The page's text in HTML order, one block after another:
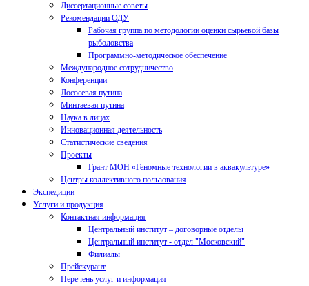
Диссертационные советы
Рекомендации ОДУ
Рабочая группа по методологии оценки сырьевой базы
рыболовства
Программно-методическое обеспечение
Международное сотрудничество
Конференции
Лососевая путина
Минтаевая путина
Наука в лицах
Инновационная деятельность
Статистические сведения
Проекты
Грант МОН «Геномные технологии в аквакультуре»
Центры коллективного пользования
Экспедиции
Услуги и продукция
Контактная информация
Центральный институт – договорные отделы
Центральный институт - отдел "Московский"
Филиалы
Прейскурант
Перечень услуг и информация